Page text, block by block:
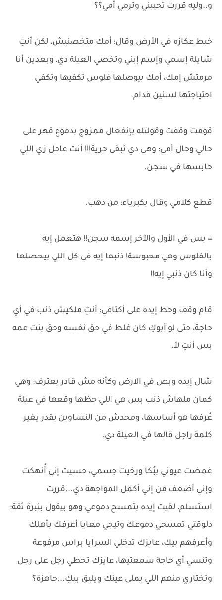
و..وليه قررت تجيبني وترمي أمي؟؟
خبط عكازه في الأرض وقال: أمك متخصنيش، لكن أنتِ
شايلة إسمي وإسم إبني وتخصي العيلة دي، وبعدين أنا
مرمتش إمك، أمك بيوصلها فلوس تكفيها وتكفي
احتياجتها لسنين قدام.
قومت وقفت وقولتله بإنفعال ممزوج بدموع قهر على
حالي وحال أمي: وهي دي تبقى حرية!!! أنت عامل زي اللي
حابسها في سجن.
قطع كلامي وقال بكبرياء: من دهب.
= بس في الأول والآخر إسمه سجن!! هتعمل إيه
بالفلوس وهي محبوسة! ذنبها إيه في كل اللي بيحصلها
وأنا كان ذنبي إيه!!
قام وقف وحط إيده على أكتافي: أنتِ ملكيش ذنب في أي
حاجة، حتى لو أبوكِ كان غلط في حق نفسه وحق بنت عمه
بس أنتِ لأ.
شال إيده وبص في الارض وكأنه مش قادر يعترف: وهي
كمان ملهاش ذنب بس هي اللي حظها وقعها في عيلة
عُرفها هو أساسها، ومحدش من النساوين يقدر يغير
كلمة راجل قالها في العيلة دي.
غمضت عيوني ببُكا ورخيت جسمي، حسيت إني أُنهكت
وإني أضعف من إني أكمل المواجهة دي...قررت
استسلم، لقيت إيده بتمسح دموعي وهو بيقول بنبرة ثقة:
دلوقتي تمسحي دموعك وتيجي معايا أعرفك بأهلك
وأعرفهم بيكِ، عايزك تدخلي السرايا براس مرفوعة
وتنسي أي حاجة سمعتيها، عايزك تحطي رجل على رجل
وتختاري منهم اللي يملى عينك ويليق بيكِ...جاهزة؟